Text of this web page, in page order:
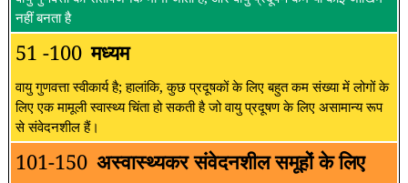
नहीं बनता है
51 -100 मध्यम
वायु गुणवत्ता स्वीकार्य है; हालांकि, कुछ प्रदूषकों के लिए बहुत कम संख्या में लोगों के
लिए एक मामूली स्वास्थ्य चिंता हो सकती है जो वायु प्रदूषण के लिए असामान्य रूप
से संवेदनशील हैं।
101-150 अस्वास्थ्यकर संवेदनशील समूहों के लिए